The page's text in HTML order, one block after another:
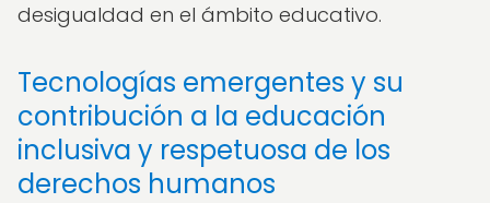
desigualdad en el ámbito educativo.
Tecnologías emergentes y su
contribución a la educación
inclusiva y respetuosa de los
derechos humanos